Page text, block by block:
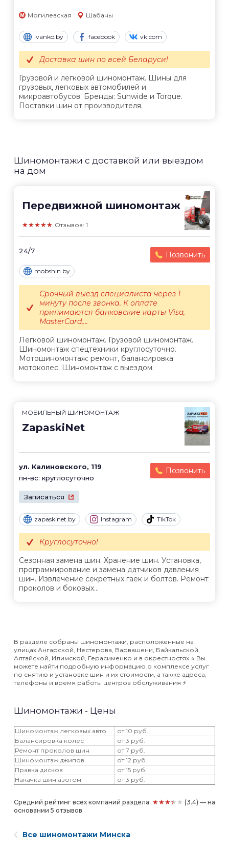
Могилевская Шабаны
ivanko.by facebook vk.com
Грузовой и легковой шиномонтаж. Шины для
грузовых, легковых автомобилей и
микроавтобусов. Бренды: Sunwide и Torque.
Поставки шин от производителя.
Доставка шин по всей Беларуси!
Шиномонтажи с доставкой или выездом
на дом
Передвижной шиномонтаж
★★★★★ Отзывов: 1
24/7 Позвонить
mobshin.by
Легковой шиномонтаж. Грузовой шиномонтаж.
Шиномонтаж спецтехники круглосуточно.
Мотошиномонтаж: ремонт, балансировка
мотоколес. Шиномонтаж с выездом.
Срочный выезд специалиста через 1
минуту после звонка. К оплате
принимаются банковские карты Visa,
MasterCard,...
МОБИЛЬНЫЙ ШИНОМОНТАЖ
ZapaskiNet
ул. Калиновского, 119
пн-вс: круглосуточно
Позвонить
Записаться
zapaskinet.by Instagram TikTok
Сезонная замена шин. Хранение шин. Установка,
программирование и замена датчиков давления
шин. Извлечение секретных гаек и болтов. Ремонт
проколов и боковых...
Круглосуточно!
В разделе собраны шиномонтажи, расположенные на
улицах Ангарской, Нестерова, Варвашени, Байкальской,
Алтайской, Илимской, Герасименко и в окрестностях ⭐️ Вы
можете найти подробную информацию о комплексе услуг
по снятию и установке шин и их стоимости, а также адреса,
телефоны и время работы центров обслуживания ⚡️
Шиномонтажи - Цены
Шиномонтаж легковых авто
от 10 руб.
Балансировка колес
от 3 руб.
Ремонт проколов шин
от 7 руб.
Шиномонтаж джипов
от 12 руб.
Правка дисков
от 15 руб.
Накачка шин азотом
от 3 руб.
Средний рейтинг всех компаний раздела: ★★★★★ (3.4) — на
основании 5 отзывов
Все шиномонтажи Минска